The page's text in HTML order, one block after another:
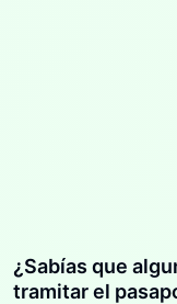
¿Sabías que
tramitar el